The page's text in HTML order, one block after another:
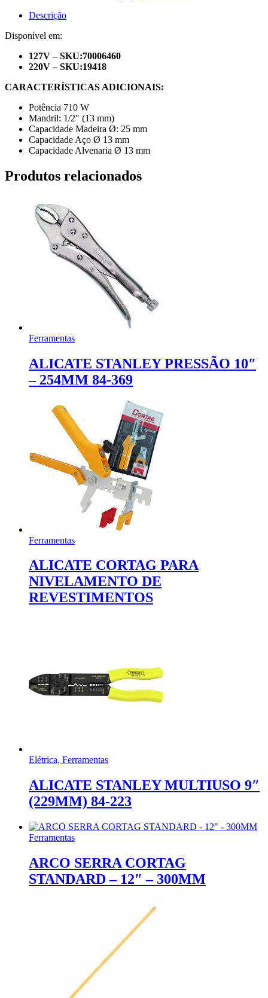
Descrição
Disponível em:
127V – SKU:70006460
220V – SKU:19418
CARACTERÍSTICAS ADICIONAIS:
Potência 710 W
Mandril: 1/2″ (13 mm)
Capacidade Madeira Ø: 25 mm
Capacidade Aço Ø 13 mm
Capacidade Alvenaria Ø 13 mm
Produtos relacionados
Ferramentas
ALICATE STANLEY PRESSÃO 10″
– 254MM 84-369
Ferramentas
ALICATE CORTAG PARA
NIVELAMENTO DE
REVESTIMENTOS
Elétrica, Ferramentas
ALICATE STANLEY MULTIUSO 9″
(229MM) 84-223
Ferramentas
ARCO SERRA CORTAG
STANDARD – 12″ – 300MM